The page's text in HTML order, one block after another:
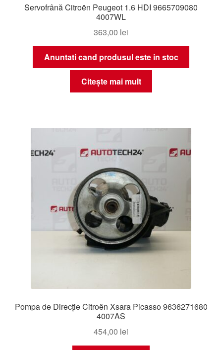
Servofrână Citroën Peugeot 1.6 HDI 9665709080
4007WL
363,00 lei
Anuntati cand produsul este in stoc
Citește mai mult
Pompa de Direcție Citroën Xsara Picasso 9636271680
4007AS
454,00 lei